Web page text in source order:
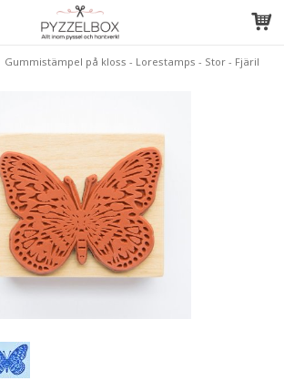
Gummistämpel på kloss - Lorestamps - Stor - Fjäril